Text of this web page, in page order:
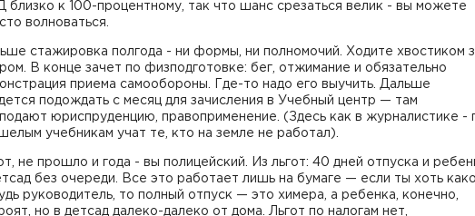
близко к 100-процентному, так что шанс срезаться велик - вы можете
волноваться.
стажировка полгода - ни формы, ни полномочий. Ходите хвостиком
В конце зачет по физподготовке: бег, отжимание и обязательно
приема самообороны. Где-то надо его выучить. Дальше
подождать с месяц для зачисления в Учебный центр — там
юриспруденцию, правоприменение. (Здесь как в журналистике -
учебникам учат те, кто на земле не работал).
не прошло и года - вы полицейский. Из льгот: 40 дней отпуска и
без очереди. Все это работает лишь на бумаге — если ты хоть
руководитель, то полный отпуск — это химера, а ребенка, конечно,
но в детсад далеко-далеко от дома. Льгот по налогам нет,